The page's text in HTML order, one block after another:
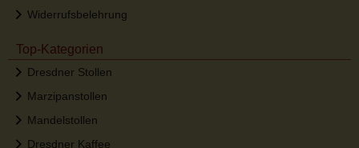
Widerrufsbelehrung
Top-Kategorien
Dresdner Stollen
Marzipanstollen
Mandelstollen
Dresdner Kaffee